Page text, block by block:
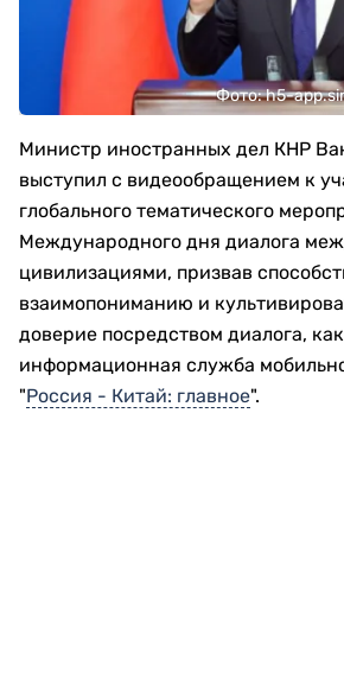
Фото: h5-
Министр иностранных дел КНР
выступил с видеообращением к
глобального тематического
Международного дня диалога
цивилизациями, призвав
взаимопониманию и
доверие посредством диалога,
информационная служба
"Россия - Китай: главное".